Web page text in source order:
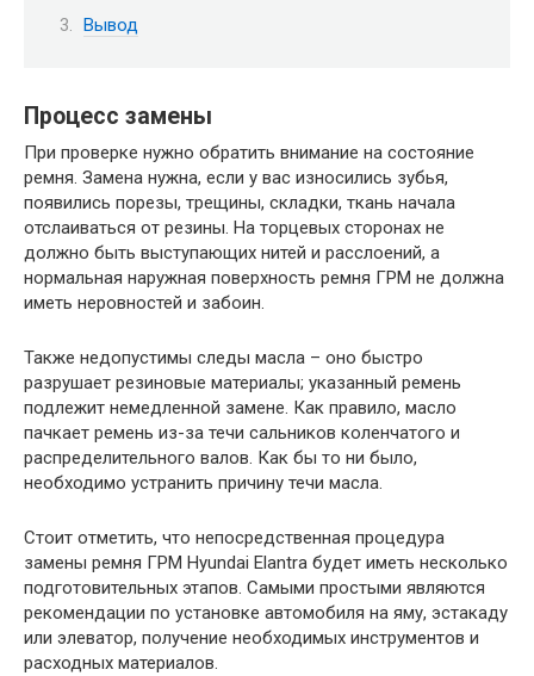
Вывод
Процесс замены
При проверке нужно обратить внимание на состояние
ремня. Замена нужна, если у вас износились зубья,
появились порезы, трещины, складки, ткань начала
отслаиваться от резины. На торцевых сторонах не
должно быть выступающих нитей и расслоений, а
нормальная наружная поверхность ремня ГРМ не должна
иметь неровностей и забоин.
Также недопустимы следы масла – оно быстро
разрушает резиновые материалы; указанный ремень
подлежит немедленной замене. Как правило, масло
пачкает ремень из-за течи сальников коленчатого и
распределительного валов. Как бы то ни было,
необходимо устранить причину течи масла.
Стоит отметить, что непосредственная процедура
замены ремня ГРМ Hyundai Elantra будет иметь несколько
подготовительных этапов. Самыми простыми являются
рекомендации по установке автомобиля на яму, эстакаду
или элеватор, получение необходимых инструментов и
расходных материалов.